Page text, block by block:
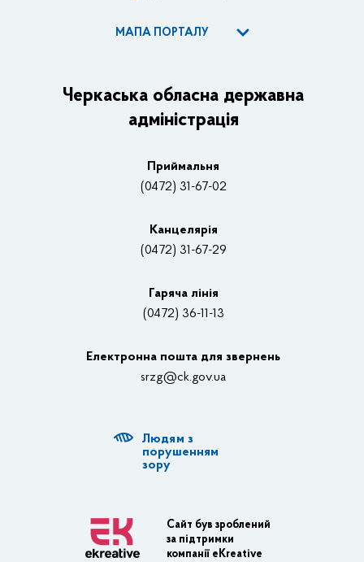
МАПА ПОРТАЛУ
Керівництво адміністрації
Основні завдання та нормативно-правові засади
Нагороди
Контакти
Відеотрансляції
Структурні підрозділи ОДА
Діяльність ОДА
Транспортна інфраструктура
Черкаська обласна державна
адміністрація
Приймальня
(0472) 31-67-02
Канцелярiя
(0472) 31-67-29
Гаряча лінія
(0472) 36-11-13
Електронна пошта для звернень
srzg@ck.gov.ua
Людям з
порушенням
зору
Сайт був зроблений
за підтримки
компанії eKreative